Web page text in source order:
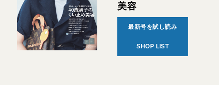
美容
最新号を試し読み
SHOP LIST